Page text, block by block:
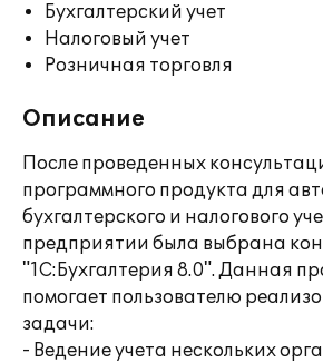
Бухгалтерский учет
Налоговый учет
Розничная торговля
Описание
После проведенных
программного продукта для
бухгалтерского и налогового
предприятии была выбрана
"1С:Бухгалтерия 8.0". Данная
помогает пользователю
задачи:
- Ведение учета нескольких